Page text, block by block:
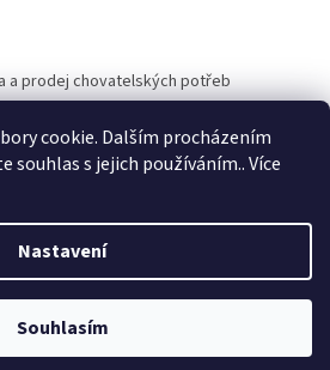
cookie. Dalším procházením
souhlas s jejich používáním.. Více
Nastavení
Souhlasím
a prodej chovatelských potřeb
práva vyhrazena.Upravit nastavení
cookies